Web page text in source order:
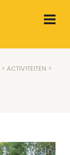
> ACTIVITEITEN >